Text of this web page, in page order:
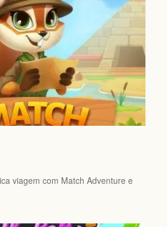
viagem com Match Adventure e